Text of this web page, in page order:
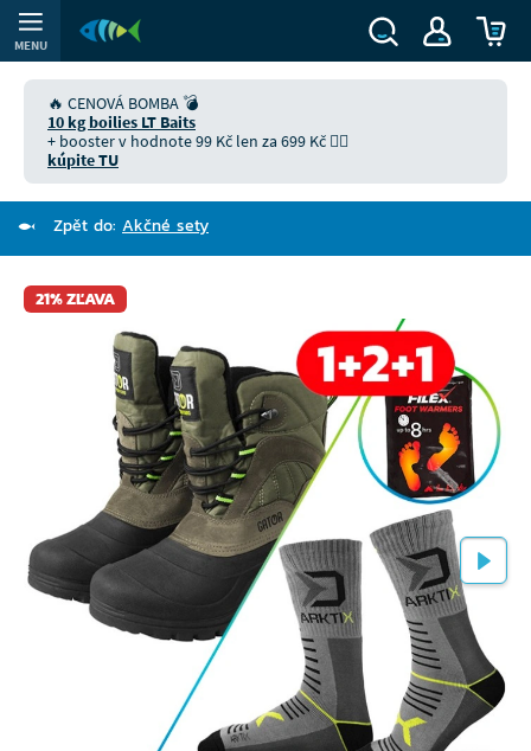
MENU
🔥 CENOVÁ BOMBA 💣
10 kg boilies LT Baits
+ booster v hodnote 99 Kč len za 699 Kč 👉🏻
kúpite TU
Zpět do: Akčné sety
21% ZĽAVA